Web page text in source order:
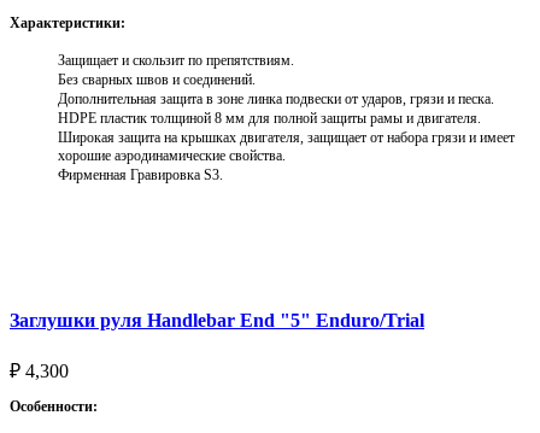
Характеристики:
Защищает и скользит по препятствиям.
Без сварных швов и соединений.
Дополнительная защита в зоне линка подвески от ударов, грязи и песка.
HDPE пластик толщиной 8 мм для полной защиты рамы и двигателя.
Широкая защита на крышках двигателя, защищает от набора грязи и имеет
хорошие аэродинамические свойства.
Фирменная Гравировка S3.
Заглушки руля Handlebar End "5" Enduro/Trial
₽ 4,300
Особенности: